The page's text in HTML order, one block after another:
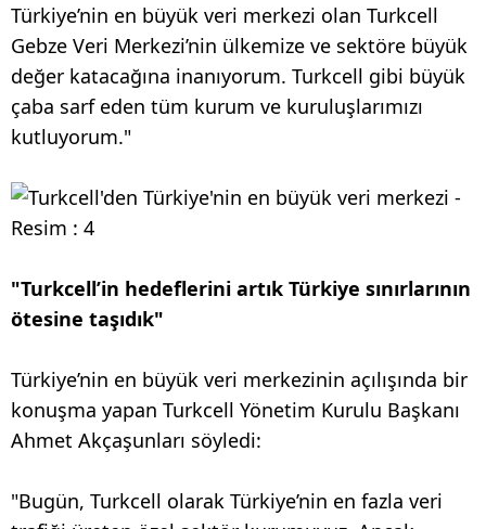
Türkiye’nin en büyük veri merkezi olan Turkcell
Gebze Veri Merkezi’nin ülkemize ve sektöre büyük
değer katacağına inanıyorum. Turkcell gibi büyük
çaba sarf eden tüm kurum ve kuruluşlarımızı
kutluyorum."
"Turkcell’in hedeflerini artık Türkiye sınırlarının
ötesine taşıdık"
Türkiye’nin en büyük veri merkezinin açılışında bir
konuşma yapan Turkcell Yönetim Kurulu Başkanı
Ahmet Akçaşunları söyledi:
"Bugün, Turkcell olarak Türkiye’nin en fazla veri